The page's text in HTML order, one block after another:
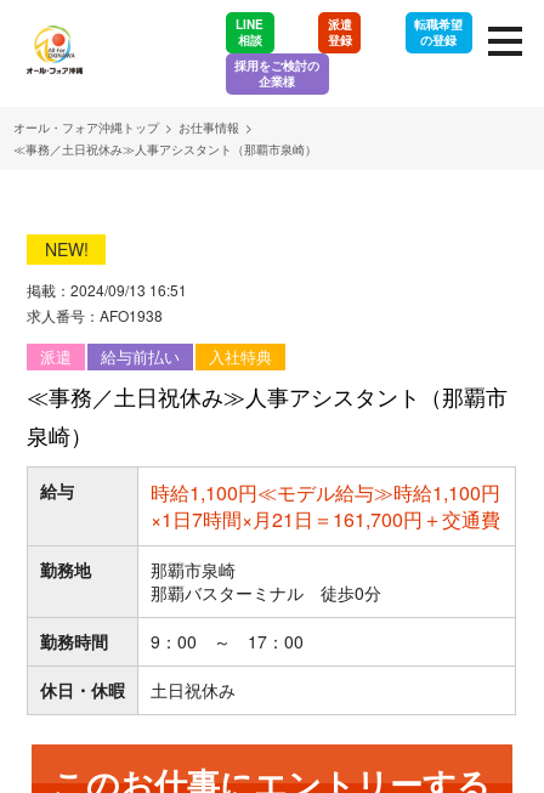
LINE
相談
派遣
登録
転職希望
の登録
採用をご検討の
企業様
オール・フォア沖縄トップ > お仕事情報 >
≪事務／土日祝休み≫人事アシスタント（那覇市泉崎）
NEW!
掲載：2024/09/13 16:51
求人番号：AFO1938
派遣 給与前払い 入社特典
≪事務／土日祝休み≫人事アシスタント（那覇市
泉崎）
給与
時給1,100円≪モデル給与≫時給1,100円
×1日7時間×月21日＝161,700円＋交通費
勤務地
那覇市泉崎
那覇バスターミナル 徒歩0分
勤務時間
9：00 ～ 17：00
休日・休暇
土日祝休み
このお仕事にエントリーする